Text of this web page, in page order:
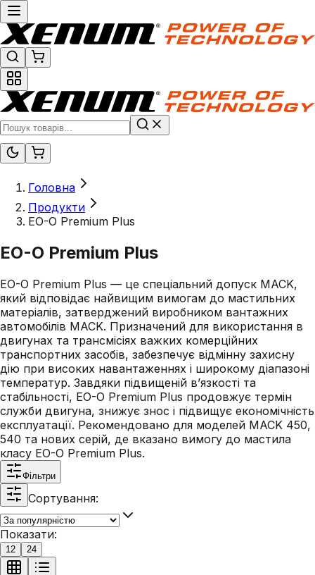
Головна
Продукти
EO-O Premium Plus
EO-O Premium Plus
EO-O Premium Plus — це спеціальний допуск MACK,
який відповідає найвищим вимогам до мастильних
матеріалів, затверджений виробником вантажних
автомобілів MACK. Призначений для використання в
двигунах та трансмісіях важких комерційних
транспортних засобів, забезпечує відмінну захисну
дію при високих навантаженнях і широкому діапазоні
температур. Завдяки підвищеній в’язкості та
стабільності, EO-O Premium Plus продовжує термін
служби двигуна, знижує знос і підвищує економічність
експлуатації. Рекомендовано для моделей MACK 450,
540 та нових серій, де вказано вимогу до мастила
класу EO-O Premium Plus.
Фільтри
Сортування:
Показати:
12 24